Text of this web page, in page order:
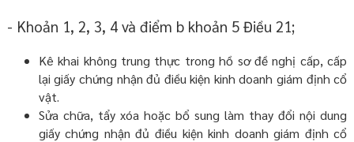
- Khoản 1, 2, 3, 4 và điểm b khoản 5 Điều 21;
Kê khai không trung thực trong hồ sơ đề nghị cấp, cấp
lại giấy chứng nhận đủ điều kiện kinh doanh giám định cổ
vật.
Sửa chữa, tẩy xóa hoặc bổ sung làm thay đổi nội dung
giấy chứng nhận đủ điều kiện kinh doanh giám định cổ